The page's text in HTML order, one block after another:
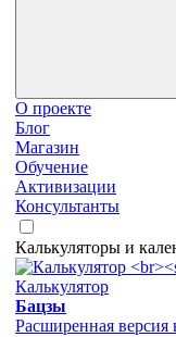
О проекте
Блог
Магазин
Обучение
Активизации
Консультанты
Калькуляторы и
Калькулятор
Бацзы
Расширенная версия